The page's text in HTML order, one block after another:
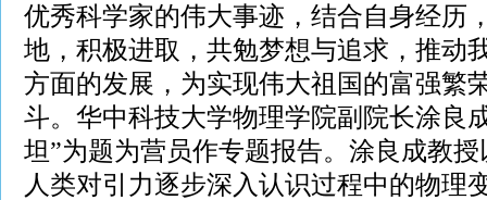
优秀科学家的伟大事迹，结合自身经历
地，积极进取，共勉梦想与追求，推动
方面的发展，为实现伟大祖国的富强繁
斗。华中科技大学物理学院副院长涂良
坦”为题为营员作专题报告。涂良成教
人类对引力逐步深入认识过程中的物理